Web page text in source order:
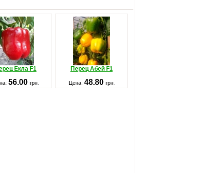
Екла F1 Перец Абей F1
56.00 грн. Цена: 48.80 грн.